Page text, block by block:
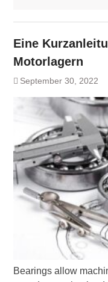
Eine
Motorlagern
September 30, 2022
Bearings allow